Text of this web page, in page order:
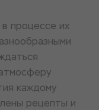
процессе их
каждому
рецепты и